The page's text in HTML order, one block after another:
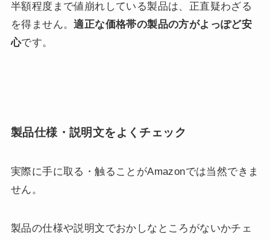
半額程度まで値崩れしている製品は、正直疑わざる
を得ません。適正な価格帯の製品の方がよっぽど安
心です。
製品仕様・説明文をよくチェック
実際に手に取る・触ることがAmazonでは当然できま
せん。
製品の仕様や説明文でおかしなところがないかチェ